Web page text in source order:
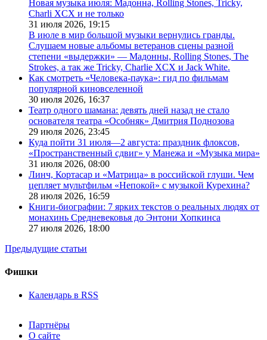
Новая музыка июля: Мадонна, Rolling Stones, Tricky,
Charli XCX и не только
31 июля 2026, 19:15
В июле в мир большой музыки вернулись гранды.
Слушаем новые альбомы ветеранов сцены разной
степени «выдержки» — Мадонны, Rolling Stones, The
Strokes, а так же Tricky, Charlie XCX и Jack White.
Как смотреть «Человека-паука»: гид по фильмам
популярной киновселенной
30 июля 2026, 16:37
Театр одного шамана: девять дней назад не стало
основателя театра «Особняк» Дмитрия Поднозова
29 июля 2026, 23:45
Куда пойти 31 июля—2 августа: праздник флоксов,
«Пространственный сдвиг» у Манежа и «Музыка мира»
31 июля 2026, 08:00
Линч, Кортасар и «Матрица» в российской глуши. Чем
цепляет мультфильм «Непокой» с музыкой Курехина?
28 июля 2026, 16:59
Книги-биографии: 7 ярких текстов о реальных людях от
монахинь Средневековья до Энтони Хопкинса
27 июля 2026, 18:00
Предыдущие статьи
Фишки
Календарь в RSS
Партнёры
О сайте